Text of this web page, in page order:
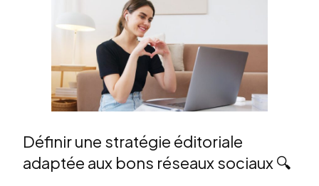
Définir une stratégie éditoriale
adaptée aux bons réseaux sociaux 🔍